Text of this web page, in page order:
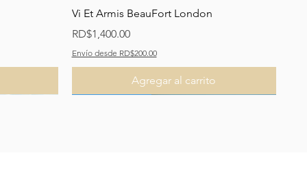
Vista rápida
Vi Et Armis BeauFort London
Precio
RD$1,400.00
Envío desde RD$200.00
Agregar al carrito